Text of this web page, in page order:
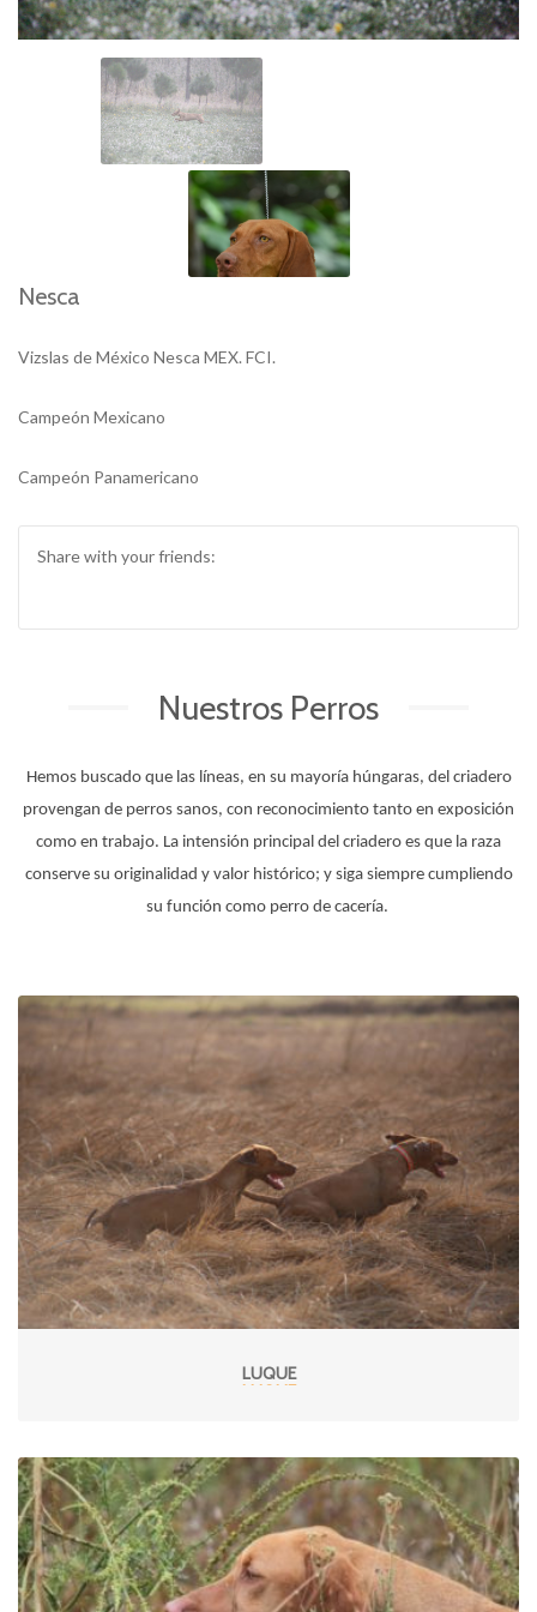
Nesca
Vizslas de México Nesca MEX. FCI.
Campeón Mexicano
Campeón Panamericano
Share with your friends:
Nuestros Perros
Hemos buscado que las líneas, en su mayoría húngaras, del criadero
provengan de perros sanos, con reconocimiento tanto en exposición
como en trabajo. La intensión principal del criadero es que la raza
conserve su originalidad y valor histórico; y siga siempre cumpliendo
su función como perro de cacería.
LUQUE